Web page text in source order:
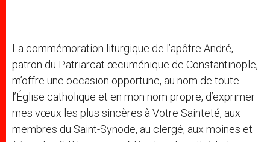
La commémoration liturgique de l’apôtre André,
patron du Patriarcat œcuménique de Constantinople,
m’offre une occasion opportune, au nom de toute
l’Église catholique et en mon nom propre, d’exprimer
mes vœux les plus sincères à Votre Sainteté, aux
membres du Saint-Synode, au clergé, aux moines et